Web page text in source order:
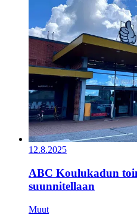
12.8.2025
ABC Koulukadun
suunnitellaan
Muut